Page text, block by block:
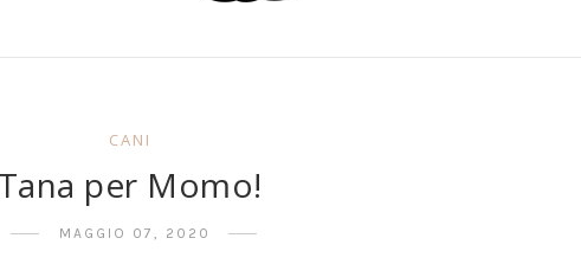
CANI
Tana per Momo!
MAGGIO 07, 2020